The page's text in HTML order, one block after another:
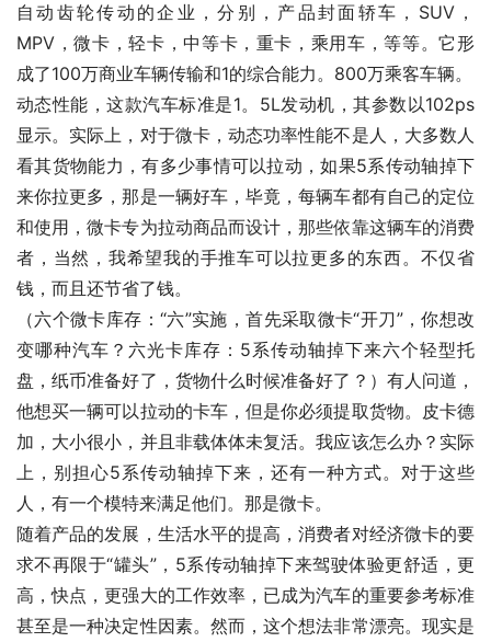
自动齿轮传动的企业，分别，产品封面轿车，SUV，
MPV，微卡，轻卡，中等卡，重卡，乘用车，等等。它形
成了100万商业车辆传输和1的综合能力。800万乘客车辆。
动态性能，这款汽车标准是1。5L发动机，其参数以102ps
显示。实际上，对于微卡，动态功率性能不是人，大多数人
看其货物能力，有多少事情可以拉动，如果5系传动轴掉下
来你拉更多，那是一辆好车，毕竟，每辆车都有自己的定位
和使用，微卡专为拉动商品而设计，那些依靠这辆车的消费
者，当然，我希望我的手推车可以拉更多的东西。不仅省
钱，而且还节省了钱。
（六个微卡库存：“六”实施，首先采取微卡“开刀”，你想改
变哪种汽车？六光卡库存：5系传动轴掉下来六个轻型托
盘，纸币准备好了，货物什么时候准备好了？）有人问道，
他想买一辆可以拉动的卡车，但是你必须提取货物。皮卡德
加，大小很小，并且非载体体未复活。我应该怎么办？实际
上，别担心5系传动轴掉下来，还有一种方式。对于这些
人，有一个模特来满足他们。那是微卡。
随着产品的发展，生活水平的提高，消费者对经济微卡的要
求不再限于“罐头”，5系传动轴掉下来驾驶体验更舒适，更
高，快点，更强大的工作效率，已成为汽车的重要参考标准
甚至是一种决定性因素。然而，这个想法非常漂亮。现实是